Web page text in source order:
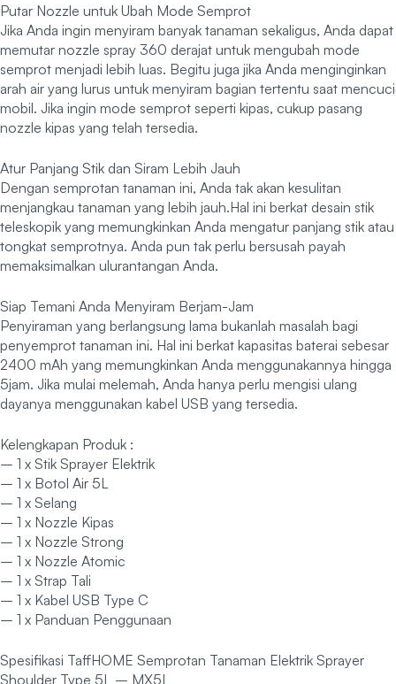
Putar Nozzle untuk Ubah Mode Semprot
Jika Anda ingin menyiram banyak tanaman sekaligus, Anda dapat
memutar nozzle spray 360 derajat untuk mengubah mode
semprot menjadi lebih luas. Begitu juga jika Anda menginginkan
arah air yang lurus untuk menyiram bagian tertentu saat mencuci
mobil. Jika ingin mode semprot seperti kipas, cukup pasang
nozzle kipas yang telah tersedia.
Atur Panjang Stik dan Siram Lebih Jauh
Dengan semprotan tanaman ini, Anda tak akan kesulitan
menjangkau tanaman yang lebih jauh.Hal ini berkat desain stik
teleskopik yang memungkinkan Anda mengatur panjang stik atau
tongkat semprotnya. Anda pun tak perlu bersusah payah
memaksimalkan ulurantangan Anda.
Siap Temani Anda Menyiram Berjam-Jam
Penyiraman yang berlangsung lama bukanlah masalah bagi
penyemprot tanaman ini. Hal ini berkat kapasitas baterai sebesar
2400 mAh yang memungkinkan Anda menggunakannya hingga
5jam. Jika mulai melemah, Anda hanya perlu mengisi ulang
dayanya menggunakan kabel USB yang tersedia.
Kelengkapan Produk :
– 1 x Stik Sprayer Elektrik
– 1 x Botol Air 5L
– 1 x Selang
– 1 x Nozzle Kipas
– 1 x Nozzle Strong
– 1 x Nozzle Atomic
– 1 x Strap Tali
– 1 x Kabel USB Type C
– 1 x Panduan Penggunaan
Spesifikasi TaffHOME Semprotan Tanaman Elektrik Sprayer
Shoulder Type 5L – MX5L